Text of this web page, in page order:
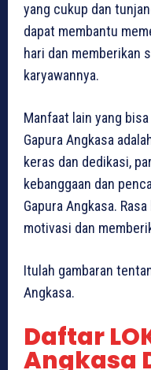
yang cukup dan
dapat membantu
hari dan memberikan
karyawannya.
Manfaat lain yang
Gapura Angkasa
keras dan dedikasi,
kebanggaan dan
Gapura Angkasa.
motivasi dan
Itulah gambaran
Angkasa.
Daftar
Angkasa